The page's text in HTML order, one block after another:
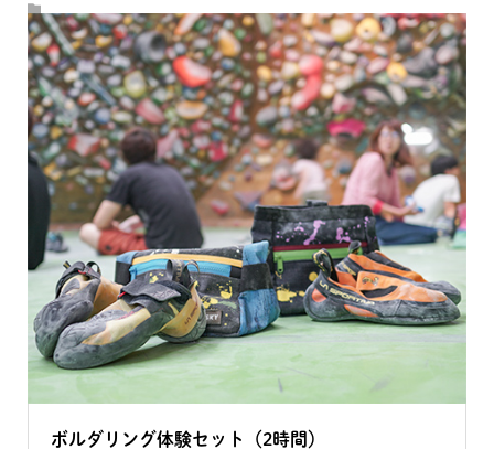
ボルダリング体験セット（2時間）